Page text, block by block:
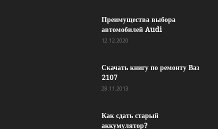
Преимущества выбора
автомобилей Audi
12.12.2020
Скачать книгу по ремонту Ваз
2107
28.11.2013
Как сдать старый
аккумулятор?